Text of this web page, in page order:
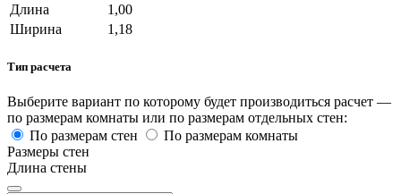
Длина
1,00
Ширина
1,18
Тип расчета
Выберите вариант по которому будет производиться расчет —
по размерам комнаты или по размерам отдельных стен:
По размерам стен
По размерам комнаты
Размеры стен
Длина стены